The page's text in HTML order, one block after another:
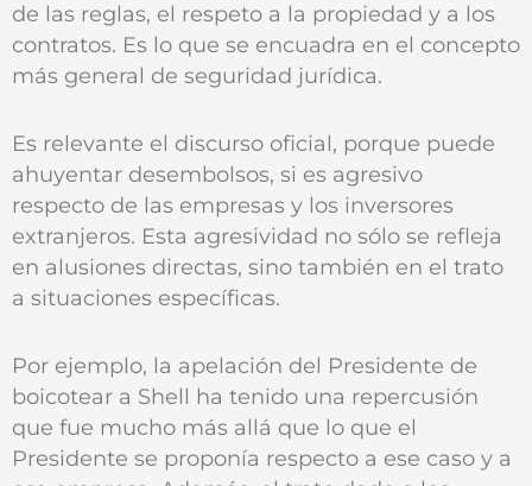
de las reglas, el respeto a la propiedad y a los
contratos. Es lo que se encuadra en el concepto
más general de seguridad jurídica.
Es relevante el discurso oficial, porque puede
ahuyentar desembolsos, si es agresivo
respecto de las empresas y los inversores
extranjeros. Esta agresividad no sólo se refleja
en alusiones directas, sino también en el trato
a situaciones específicas.
Por ejemplo, la apelación del Presidente de
boicotear a Shell ha tenido una repercusión
que fue mucho más allá que lo que el
Presidente se proponía respecto a ese caso y a